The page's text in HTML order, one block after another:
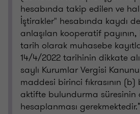
hesabında takip edilen ve
İştirakler" hesabında kaydı
anlaşılan kooperatif
tarih olarak muhasebe
14/4/2022 tarihinin dikkate
saylı Kurumlar Vergisi
maddesi birinci fıkrasının
aktifte bulundurma süresinin
hesaplanması